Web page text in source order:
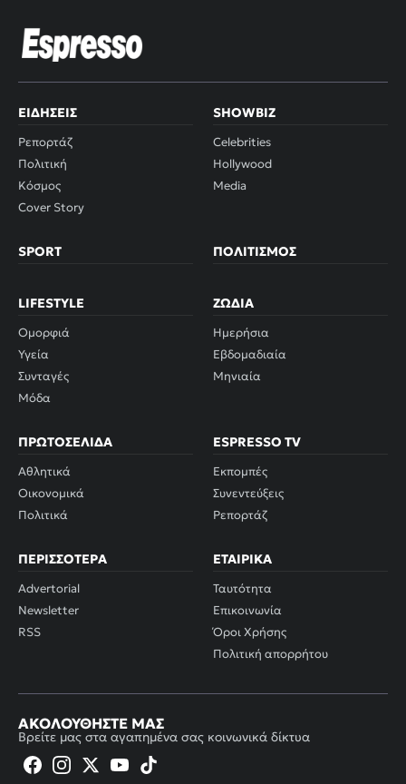
ΕΙΔΉΣΕΙΣ
Ρεπορτάζ
Πολιτική
Κόσμος
Cover Story
SHOWBIZ
Celebrities
Hollywood
Media
SPORT ΠΟΛΙΤΙΣΜΌΣ
LIFESTYLE
Ομορφιά
Υγεία
Συνταγές
Μόδα
ΖΏΔΙΑ
Ημερήσια
Εβδομαδιαία
Μηνιαία
ΠΡΩΤΟΣΈΛΙΔΑ
Αθλητικά
Οικονομικά
Πολιτικά
ESPRESSO TV
Εκπομπές
Συνεντεύξεις
Ρεπορτάζ
ΠΕΡΙΣΣΌΤΕΡΑ
Advertorial
Newsletter
RSS
ΕΤΑΙΡΙΚΆ
Ταυτότητα
Επικοινωνία
Όροι Χρήσης
Πολιτική απορρήτου
ΑΚΟΛΟΥΘΉΣΤΕ ΜΑΣ
Βρείτε μας στα αγαπημένα σας κοινωνικά δίκτυα